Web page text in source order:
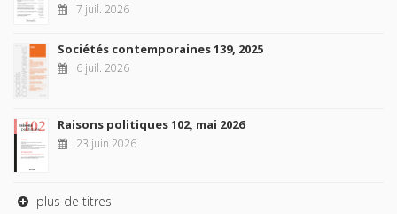
7 juil. 2026
Sociétés contemporaines 139, 2025
6 juil. 2026
Raisons politiques 102, mai 2026
23 juin 2026
plus de titres